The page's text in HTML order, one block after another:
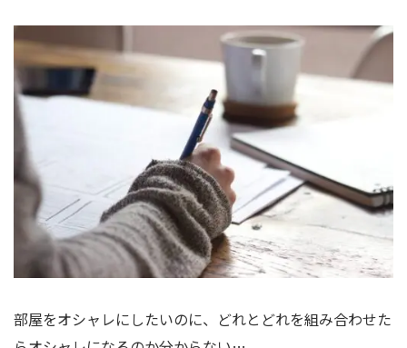
部屋をオシャレにしたいのに、どれとどれを組み合わせた